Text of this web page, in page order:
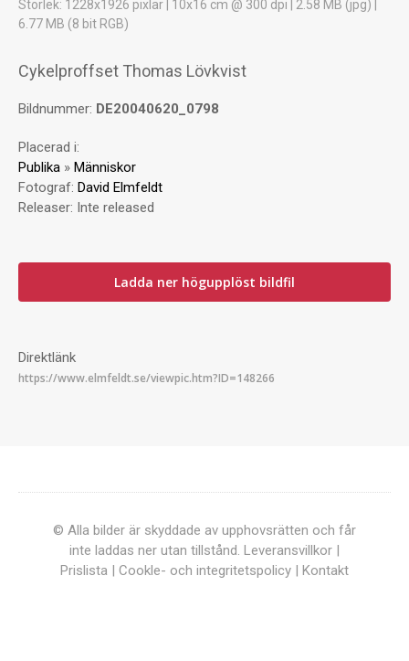
Storlek: 1228x1926 pixlar | 10x16 cm @ 300 dpi | 2.58 MB (jpg) |
6.77 MB (8 bit RGB)
Cykelproffset Thomas Lövkvist
Bildnummer: DE20040620_0798
Placerad i:
Publika » Människor
Fotograf: David Elmfeldt
Releaser: Inte released
Ladda ner högupplöst bildfil
Direktlänk
© Alla bilder är skyddade av upphovsrätten och får
inte laddas ner utan tillstånd. Leveransvillkor |
Prislista | Cookle- och integritetspolicy | Kontakt